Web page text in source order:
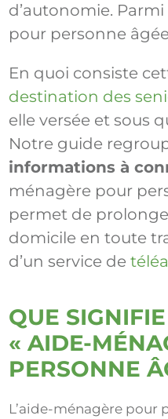
d’autonomie.
pour personne
En quoi consiste
destination des
elle versée et sous
Notre guide
informations à
ménagère pour
permet de
domicile en toute
d’un service de
QUE
« AIDE-
PERSONNE
L’aide-ménagère pour